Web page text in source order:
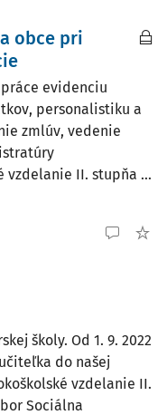
obce pri
evidenciu
personalistiku a
zmlúv, vedenie
vzdelanie II. stupňa ...
školy. Od 1. 9. 2022
do našej
vzdelanie II.
Sociálna